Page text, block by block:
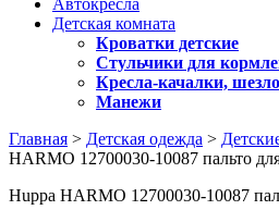
Автокресла
Детская комната
Кроватки детские
Стульчики для
Кресла-качалки,
Манежи
Главная > Детская одежда >
HARMO 12700030-10087 пальто
Huppa HARMO 12700030-10087